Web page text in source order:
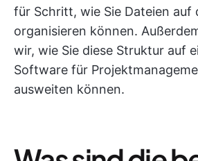
für Schritt, wie Sie Dateien auf
organisieren können.
wir, wie Sie diese Struktur auf
Software für
ausweiten können.